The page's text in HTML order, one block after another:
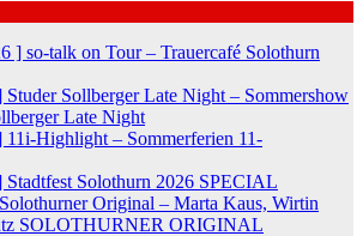
] so-talk on Tour – Trauercafé Solothurn
Studer Sollberger Late Night – Sommershow
Late Night
11i-Highlight – Sommerferien 11-
Stadtfest Solothurn 2026 SPECIAL
Solothurner Original – Marta Kaus, Wirtin
SOLOTHURNER ORIGINAL